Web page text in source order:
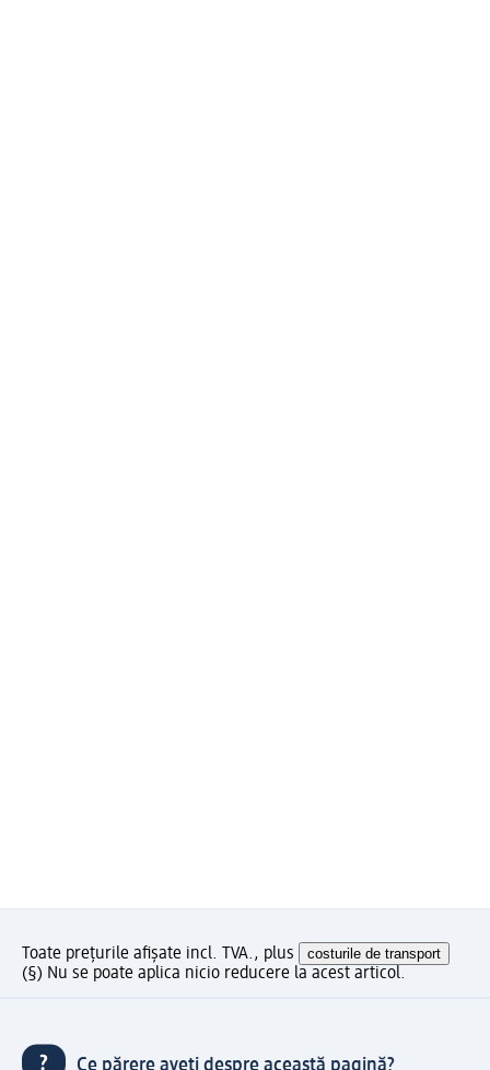
Toate prețurile afișate incl. TVA., plus costurile de transport
(§) Nu se poate aplica nicio reducere la acest articol.
Ce părere aveți despre această pagină?